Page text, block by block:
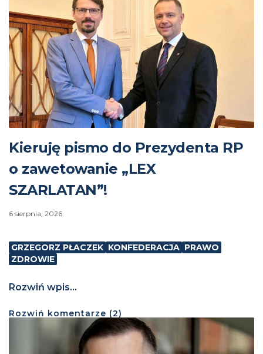
Kieruję pismo do Prezydenta RP
o zawetowanie „LEX
SZARLATAN”!
6 sierpnia, 2026
GRZEGORZ PŁACZEK KONFEDERACJA PRAWO
ZDROWIE
Rozwiń wpis...
Rozwiń komentarze (2)